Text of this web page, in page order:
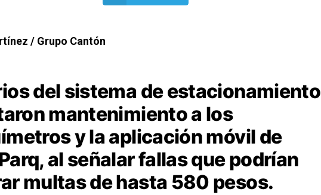
/ Grupo Cantón
del sistema de estacionamiento
mantenimiento a los
y la aplicación móvil de
al señalar fallas que podrían
multas de hasta 580 pesos.